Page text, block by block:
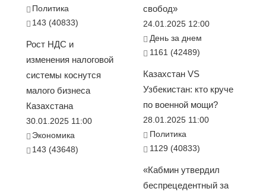
Политика
143 (40833)
Рост НДС и
изменения налоговой
системы коснутся
малого бизнеса
Казахстана
30.01.2025 11:00
Экономика
143 (43648)
свобод»
24.01.2025 12:00
День за днем
1161 (42489)
Казахстан VS
Узбекистан: кто круче
по военной мощи?
28.01.2025 11:00
Политика
1129 (40833)
«Кабмин утвердил
беспрецедентный за